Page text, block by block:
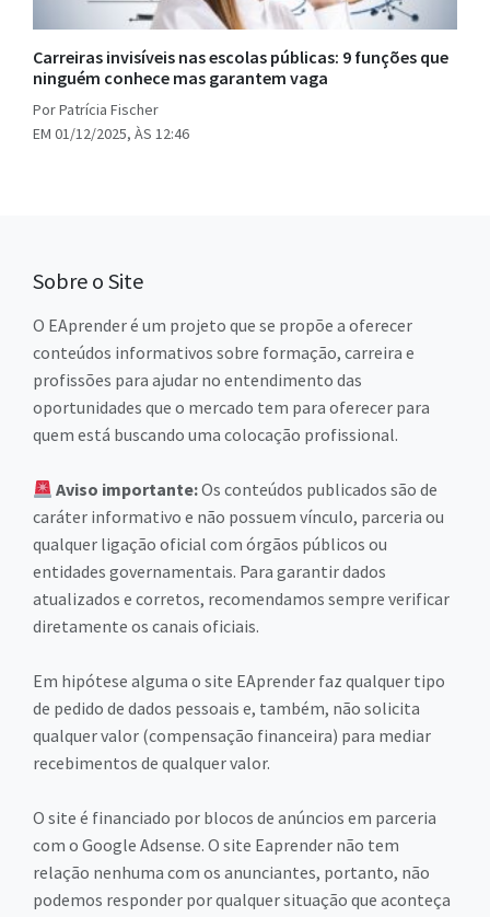
Carreiras invisíveis nas escolas públicas: 9 funções que
ninguém conhece mas garantem vaga
Por Patrícia Fischer
EM 01/12/2025, ÀS 12:46
Sobre o Site
O EAprender é um projeto que se propõe a oferecer
conteúdos informativos sobre formação, carreira e
profissões para ajudar no entendimento das
oportunidades que o mercado tem para oferecer para
quem está buscando uma colocação profissional.
Aviso importante:Os conteúdos publicados são de
caráter informativo e não possuem vínculo, parceria ou
qualquer ligação oficial com órgãos públicos ou
entidades governamentais. Para garantir dados
atualizados e corretos, recomendamos sempre verificar
diretamente os canais oficiais.
Em hipótese alguma o site EAprender faz qualquer tipo
de pedido de dados pessoais e, também, não solicita
qualquer valor (compensação financeira) para mediar
recebimentos de qualquer valor.
O site é financiado por blocos de anúncios em parceria
com o Google Adsense. O site Eaprender não tem
relação nenhuma com os anunciantes, portanto, não
podemos responder por qualquer situação que aconteça